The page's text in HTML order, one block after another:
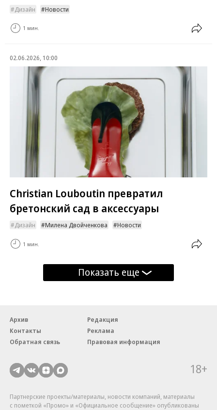
Дизайн Новости
1 мин.
02.06.2026, 10:00
Christian Louboutin превратил
бретонский сад в аксессуары
Дизайн Милена Двойченкова Новости
1 мин.
Показать еще
Архив
Редакция
Контакты
Реклама
Обратная связь
Правовая информация
18+
Партнерские проекты/материалы, новости компаний, материалы
с пометкой «Промо» и «Официальное сообщение» опубликованы